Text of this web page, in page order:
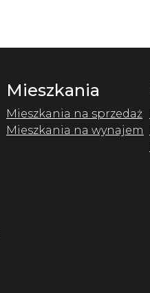
Mieszkania
Mieszkania na sprzedaż
Mieszkania na wynajem